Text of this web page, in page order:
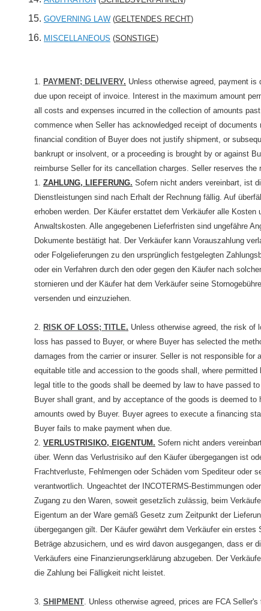
GOVERNING LAW (GELTENDES RECHT)
MISCELLANEOUS (SONSTIGE)
1. PAYMENT; DELIVERY. Unless otherwise agreed, payment
due upon receipt of invoice. Interest in the maximum amount
all costs and expenses incurred in the collection of amounts
commence when Seller has acknowledged receipt of
financial condition of Buyer does not justify shipment, or
bankrupt or insolvent, or a proceeding is brought by or against
reimburse Seller for its cancellation charges. Seller reserves
1. ZAHLUNG, LIEFERUNG. Sofern nicht anders vereinbart, ist
Dienstleistungen sind nach Erhalt der Rechnung fällig. Auf
erhoben werden. Der Käufer erstattet dem Verkäufer alle
Anwaltskosten. Alle angegebenen Lieferfristen sind ungefähre
Dokumente bestätigt hat. Der Verkäufer kann Vorauszahlung
oder Folgelieferungen zu den ursprünglich festgelegten
oder ein Verfahren durch den oder gegen den Käufer nach
stornieren und der Käufer hat dem Verkäufer seine
versenden und einzuziehen.
2. RISK OF LOSS; TITLE. Unless otherwise agreed, the risk of
loss has passed to Buyer, or where Buyer has selected the
damages from the carrier or insurer. Seller is not responsible
equitable title and accession to the goods shall, where
legal title to the goods shall be deemed by law to have passed
Buyer shall grant, and by acceptance of the goods is deemed
amounts owed by Buyer. Buyer agrees to execute a financing
Buyer fails to make payment when due.
2. VERLUSTRISIKO, EIGENTUM. Sofern nicht anders
über. Wenn das Verlustrisiko auf den Käufer übergegangen ist
Frachtverluste, Fehlmengen oder Schäden vom Spediteur oder
verantwortlich. Ungeachtet der INCOTERMS-Bestimmungen
Zugang zu den Waren, soweit gesetzlich zulässig, beim
Eigentum an der Ware gemäß Gesetz zum Zeitpunkt der
übergegangen gilt. Der Käufer gewährt dem Verkäufer ein
Beträge abzusichern, und es wird davon ausgegangen, dass er
Verkäufers eine Finanzierungserklärung abzugeben. Der
die Zahlung bei Fälligkeit nicht leistet.
3. SHIPMENT. Unless otherwise agreed, prices are FCA